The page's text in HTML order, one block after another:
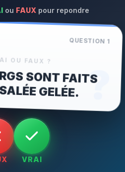
ou FAUX pour repondre
?
QUESTION1
OU FAUX ?
SONT FAITS
GELÉE.
VRAI